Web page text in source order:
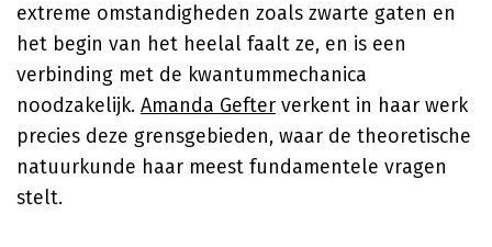
extreme omstandigheden zoals zwarte gaten en
het begin van het heelal faalt ze, en is een
verbinding met de kwantummechanica
noodzakelijk. Amanda Gefter verkent in haar werk
precies deze grensgebieden, waar de theoretische
natuurkunde haar meest fundamentele vragen
stelt.